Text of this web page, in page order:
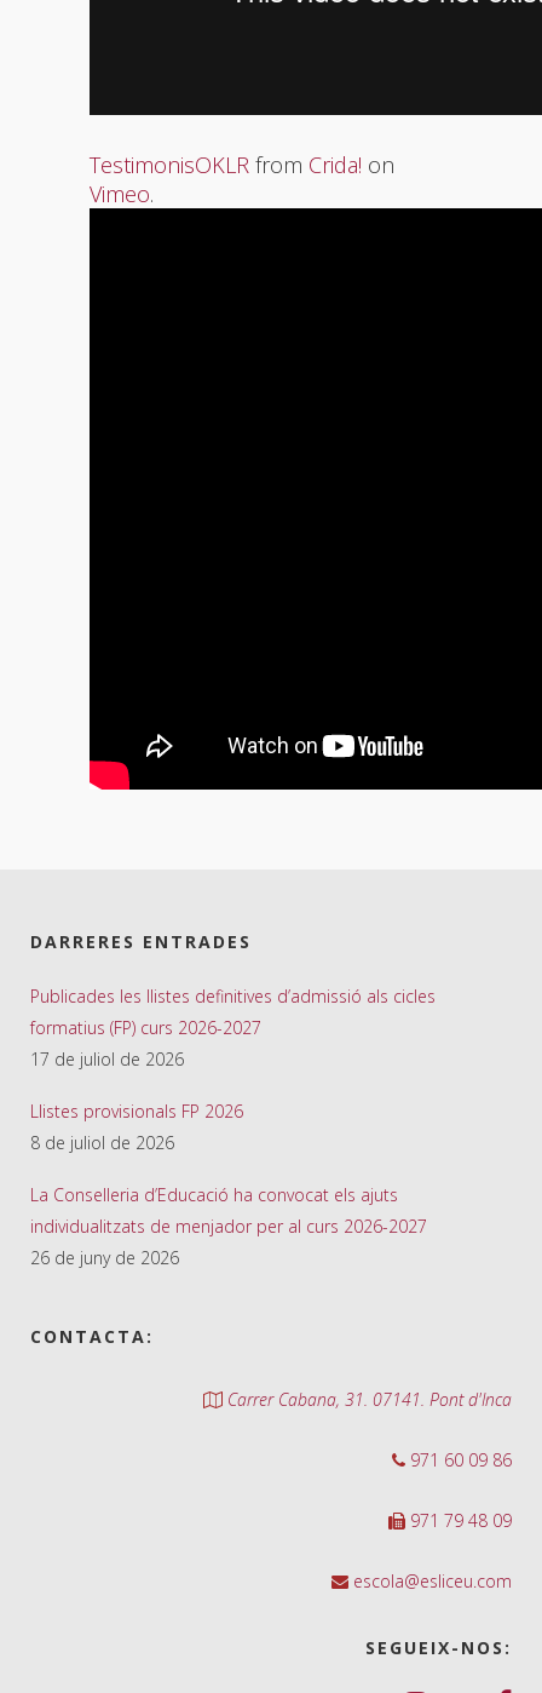
TestimonisOKLR from Crida! on
Vimeo.
DARRERES ENTRADES
Publicades les llistes definitives d’admissió als cicles
formatius (FP) curs 2026-2027
17 de juliol de 2026
Llistes provisionals FP 2026
8 de juliol de 2026
La Conselleria d’Educació ha convocat els ajuts
individualitzats de menjador per al curs 2026-2027
26 de juny de 2026
CONTACTA:
Carrer Cabana, 31. 07141. Pont d'Inca
971 60 09 86
971 79 48 09
escola@esliceu.com
SEGUEIX-NOS: